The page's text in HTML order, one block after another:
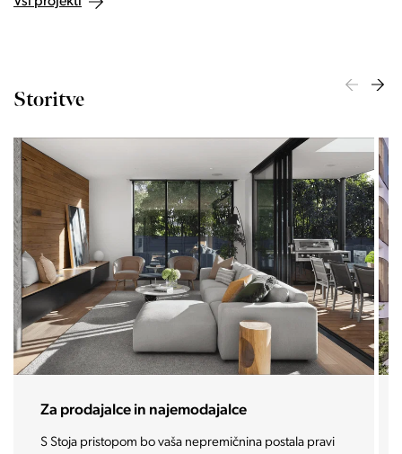
Storitve
Za investitorje
Vašo investicijo ponesemo med najbolj iskane in